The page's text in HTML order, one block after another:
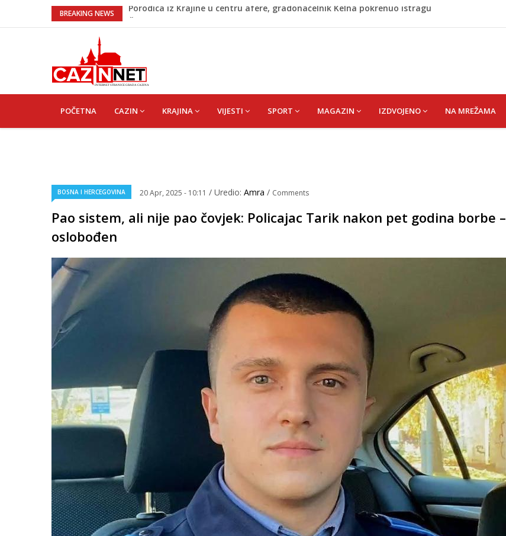
BREAKING NEWS
Čestitka povodom Dana Grada Cazina
Velika Kladuša pod udarom požara: Vatrogasci nadljudskim naporima spriječili veću
Na Ahiret preselila Alić (rođ. Kahrimanović) Kadira
Porodica iz Krajine u centru afere, gradonačelnik Kelna pokrenuo istragu
NAVIGATION
POČETNA CAZIN KRAJINA VIJESTI SPORT MAGAZIN IZDVOJENO NA MREŽAMA
BOSNA I HERCEGOVINA 20 Apr, 2025 - 10:11 / Uredio: Amra / Comments
Pao sistem, ali nije pao čovjek: Policajac Tarik nakon pet godina borbe –
oslobođen